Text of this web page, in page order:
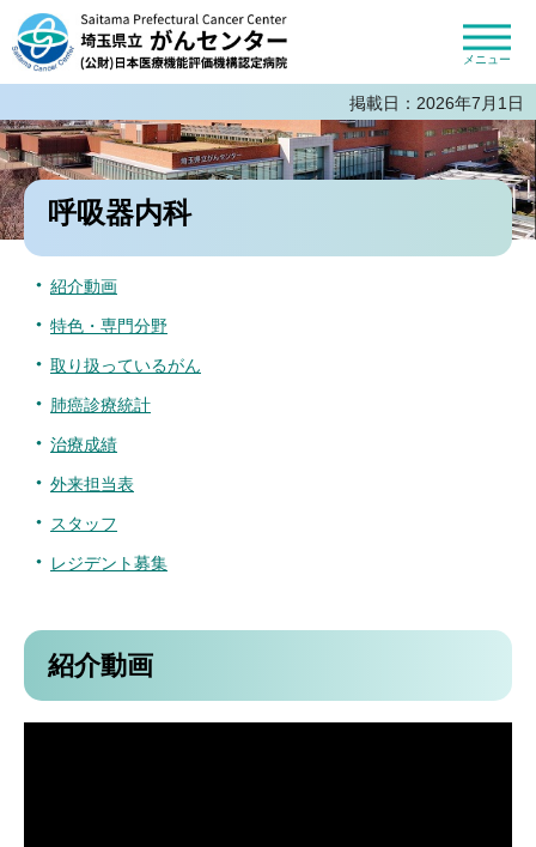
埼玉県立がんセンター 公益財団法人
日本医療機能評価機構認定病院
メニュー
掲載日：2026年7月1日
呼吸器内科
紹介動画
特色・専門分野
取り扱っているがん
肺癌診療統計
治療成績
外来担当表
スタッフ
レジデント募集
紹介動画